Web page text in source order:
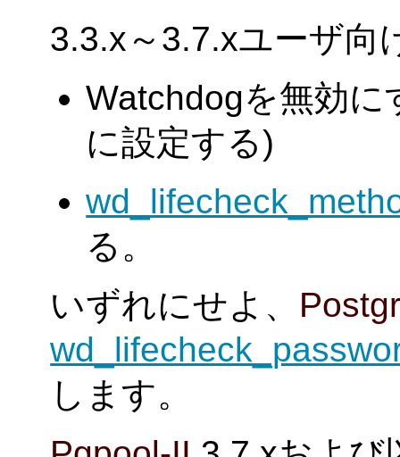
3.3.x～3.7.xユーザ向
Watchdogを無効に
に設定する)
る。
いずれにせよ、
します。